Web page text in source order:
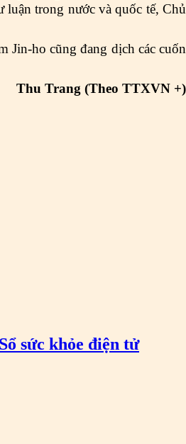
trong nước và quốc tế, Chủ
Jin-ho cũng đang dịch các cuốn
Thu Trang (Theo TTXVN +)
sức khỏe điện tử